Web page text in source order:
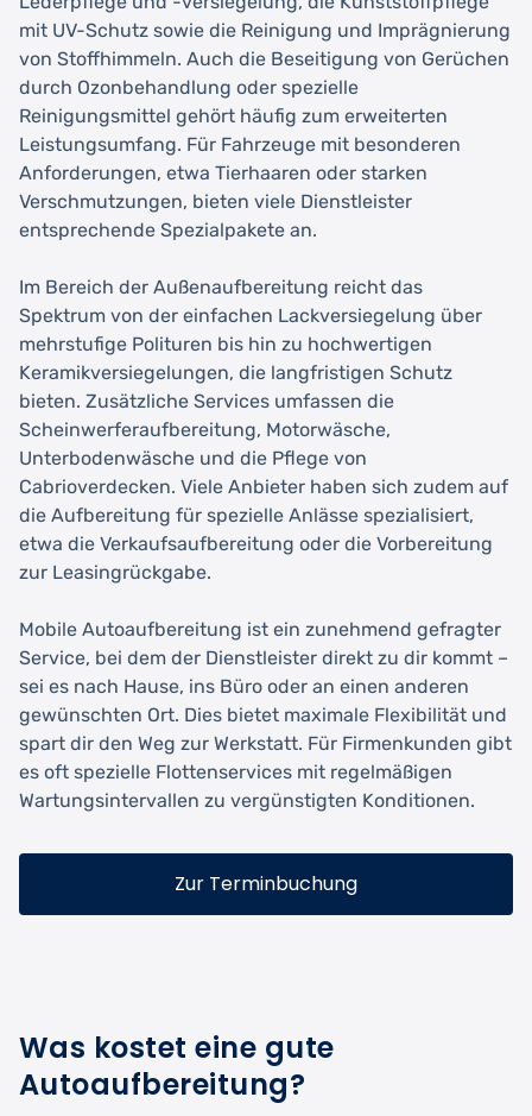
mit UV-Schutz sowie die Reinigung und Imprägnierung
von Stoffhimmeln. Auch die Beseitigung von Gerüchen
durch Ozonbehandlung oder spezielle
Reinigungsmittel gehört häufig zum erweiterten
Leistungsumfang. Für Fahrzeuge mit besonderen
Anforderungen, etwa Tierhaaren oder starken
Verschmutzungen, bieten viele Dienstleister
entsprechende Spezialpakete an.
Im Bereich der Außenaufbereitung reicht das
Spektrum von der einfachen Lackversiegelung über
mehrstufige Polituren bis hin zu hochwertigen
Keramikversiegelungen, die langfristigen Schutz
bieten. Zusätzliche Services umfassen die
Scheinwerferaufbereitung, Motorwäsche,
Unterbodenwäsche und die Pflege von
Cabrioverdecken. Viele Anbieter haben sich zudem auf
die Aufbereitung für spezielle Anlässe spezialisiert,
etwa die Verkaufsaufbereitung oder die Vorbereitung
zur Leasingrückgabe.
Mobile Autoaufbereitung ist ein zunehmend gefragter
Service, bei dem der Dienstleister direkt zu dir kommt –
sei es nach Hause, ins Büro oder an einen anderen
gewünschten Ort. Dies bietet maximale Flexibilität und
spart dir den Weg zur Werkstatt. Für Firmenkunden gibt
es oft spezielle Flottenservices mit regelmäßigen
Wartungsintervallen zu vergünstigten Konditionen.
Zur Terminbuchung
Was kostet eine gute
Autoaufbereitung?